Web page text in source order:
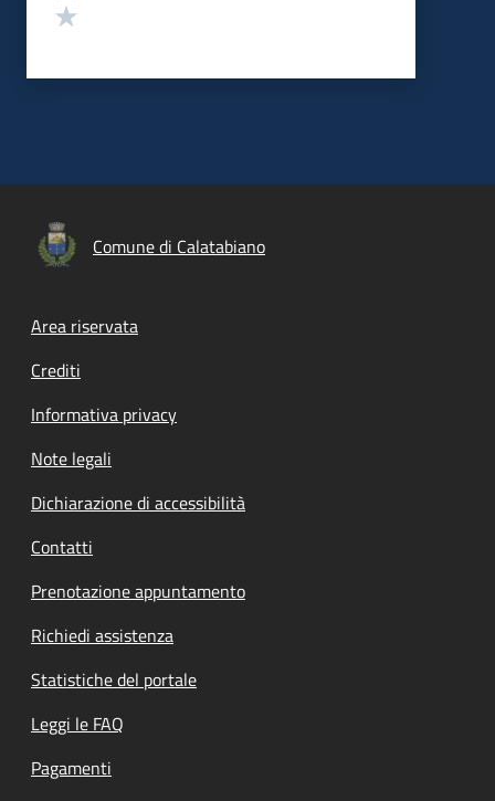
Comune di Calatabiano
Footer menu
Area riservata
Crediti
Informativa privacy
Note legali
Dichiarazione di accessibilità
Contatti
Prenotazione appuntamento
Richiedi assistenza
Statistiche del portale
Leggi le FAQ
Pagamenti